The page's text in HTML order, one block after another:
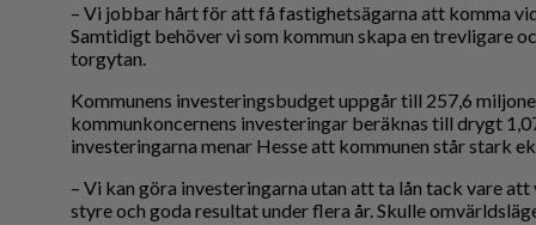
– Vi jobbar hårt för att få fastighetsägarna att komma
Samtidigt behöver vi som kommun skapa en trevligare
torgytan.
Kommunens investeringsbudget uppgår till 257,6
kommunkoncernens investeringar beräknas till drygt
investeringarna menar Hesse att kommunen står stark
– Vi kan göra investeringarna utan att ta lån tack vare
styre och goda resultat under flera år. Skulle